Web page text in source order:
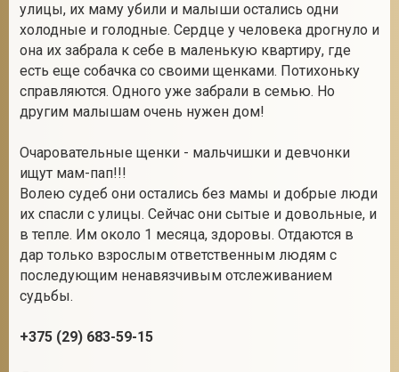
улицы, их маму убили и малыши остались одни
холодные и голодные. Сердце у человека дрогнуло и
она их забрала к себе в маленькую квартиру, где
есть еще собачка со своими щенками. Потихоньку
справляются. Одного уже забрали в семью. Но
другим малышам очень нужен дом!
Очаровательные щенки - мальчишки и девчонки
ищут мам-пап!!!
Волею судеб они остались без мамы и добрые люди
их спасли с улицы. Сейчас они сытые и довольные, и
в тепле. Им около 1 месяца, здоровы. Отдаются в
дар только взрослым ответственным людям с
последующим ненавязчивым отслеживанием
судьбы.
+375 (29) 683-59-15